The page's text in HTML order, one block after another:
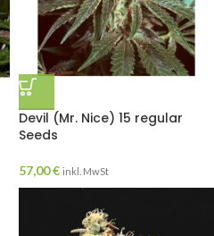
Devil (Mr. Nice) 15 regular
Seeds
57,00€ inkl. MwSt